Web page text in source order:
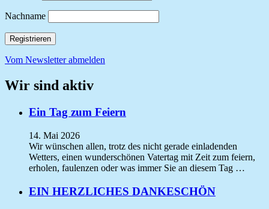
Nachname
Vom Newsletter abmelden
Wir sind aktiv
Ein Tag zum Feiern
14. Mai 2026
Wir wünschen allen, trotz des nicht gerade einladenden
Wetters, einen wunderschönen Vatertag mit Zeit zum feiern,
erholen, faulenzen oder was immer Sie an diesem Tag …
EIN HERZLICHES DANKESCHÖN